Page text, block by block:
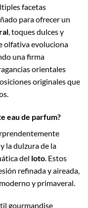
facetas
para ofrecer un
, toques dulces y
olfativa evoluciona
una firma
orientales
originales que
eau de parfum?
y la dulzura de la
del loto . Estos
refinada y aireada,
y primaveral.
gourmandise